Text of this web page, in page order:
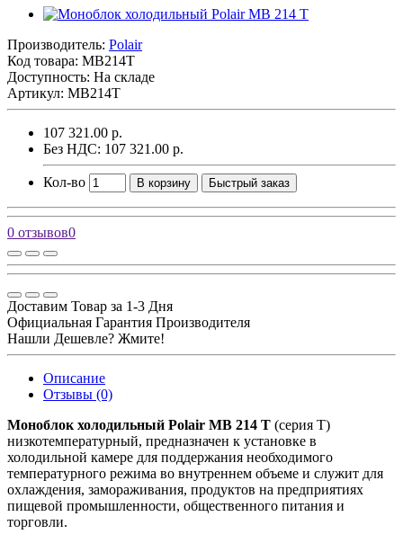
Производитель: Polair
Код товара: MB214T
Доступность: На складе
Артикул: MB214T
107 321.00 р.
Без НДС: 107 321.00 р.
Кол-во В корзину Быстрый заказ
0 отзывов0
Доставим Товар за 1-3 Дня
Официальная Гарантия Производителя
Нашли Дешевле? Жмите!
Описание
Отзывы (0)
Моноблок холодильный Polair MB 214 T (серия T)
низкотемпературный, предназначен к установке в
холодильной камере для поддержания необходимого
температурного режима во внутреннем объеме и служит для
охлаждения, замораживания, продуктов на предприятиях
пищевой промышленности, общественного питания и
торговли.